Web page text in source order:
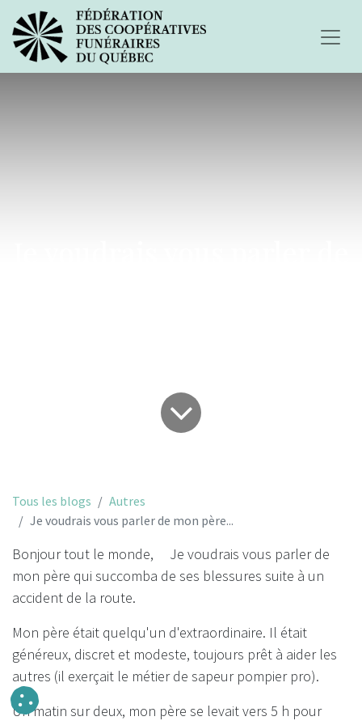
Tous les blogs
Autres
Je voudrais vous parler de mon père...
Bonjour tout le monde, Je voudrais vous parler de
mon père qui succomba de ses blessures suite à un
accident de la route.
Mon père était quelqu'un d'extraordinaire. Il était
généreux, discret et modeste, toujours prêt à aider les
autres (il exerçait le métier de sapeur pompier pro).
Un matin sur deux, mon père se levait vers 5 h pour